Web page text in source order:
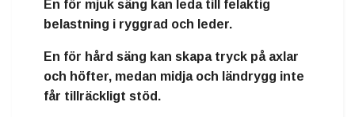
En för mjuk säng kan leda till felaktig
belastning i ryggrad och leder.
En för hård säng kan skapa tryck på axlar
och höfter, medan midja och ländrygg inte
får tillräckligt stöd.